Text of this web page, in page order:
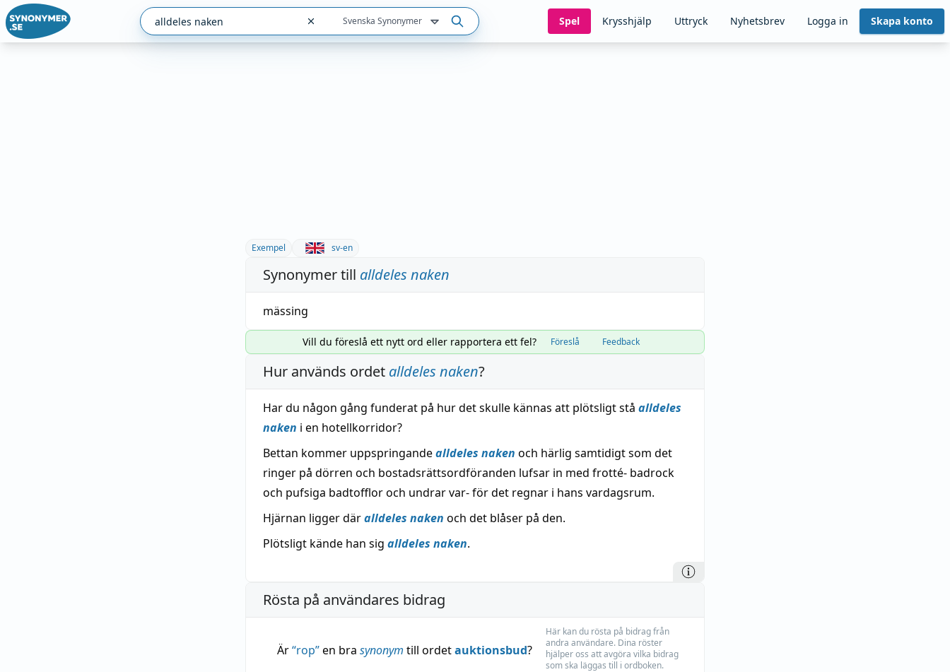
Svenska Synonymer Spel Krysshjälp Uttryck Nyhetsbrev Logga in Skapa konto
Exempel sv-en
Synonymer till alldeles naken
mässing
Vill du föreslå ett nytt ord eller rapportera ett fel? Föreslå Feedback
Hur används ordet alldeles naken?
Har du någon gång funderat på hur det skulle kännas att plötsligt stå alldeles
naken i en hotellkorridor?
Bettan kommer uppspringandealldeles naken och härlig samtidigt som det
ringer på dörren och bostadsrättsordföranden lufsar in med frotté- badrock
och pufsiga badtofflor och undrar var- för det regnar i hans vardagsrum.
Hjärnan ligger däralldeles naken och det blåser på den.
Plötsligt kände han sig alldeles naken.
Rösta på användares bidrag
Är“rop”en bra synonym till ordetauktionsbud?
Här kan du rösta på bidrag från
andra användare. Dina röster
hjälper oss att avgöra vilka bidrag
som ska läggas till i ordboken.